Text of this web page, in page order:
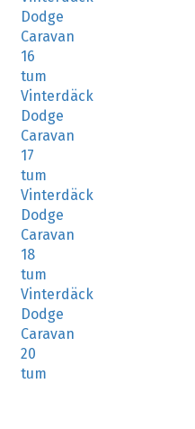
Dodge
Caravan
16
tum
Vinterdäck
Dodge
Caravan
17
tum
Vinterdäck
Dodge
Caravan
18
tum
Vinterdäck
Dodge
Caravan
20
tum